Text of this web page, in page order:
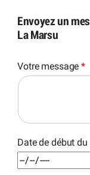
Envoyez un
La Marsu
Votre message*
Date de début du